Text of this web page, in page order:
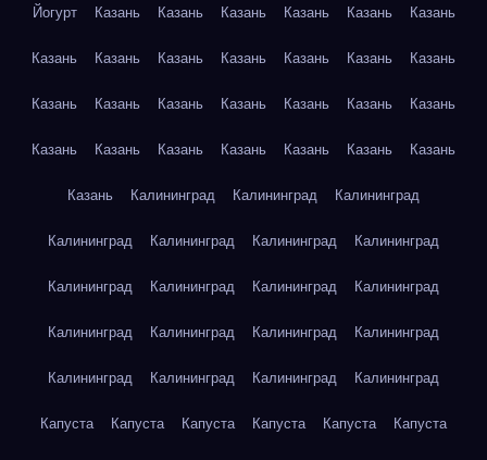
Йогурт Казань Казань Казань Казань Казань Казань
Казань Казань Казань Казань Казань Казань Казань
Казань Казань Казань Казань Казань Казань Казань
Казань Казань Казань Казань Казань Казань Казань
Казань Калининград Калининград Калининград
Калининград Калининград Калининград Калининград
Калининград Калининград Калининград Калининград
Калининград Калининград Калининград Калининград
Калининград Калининград Калининград Калининград
Капуста Капуста Капуста Капуста Капуста Капуста